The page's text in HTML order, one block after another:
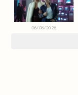
06/08/2026